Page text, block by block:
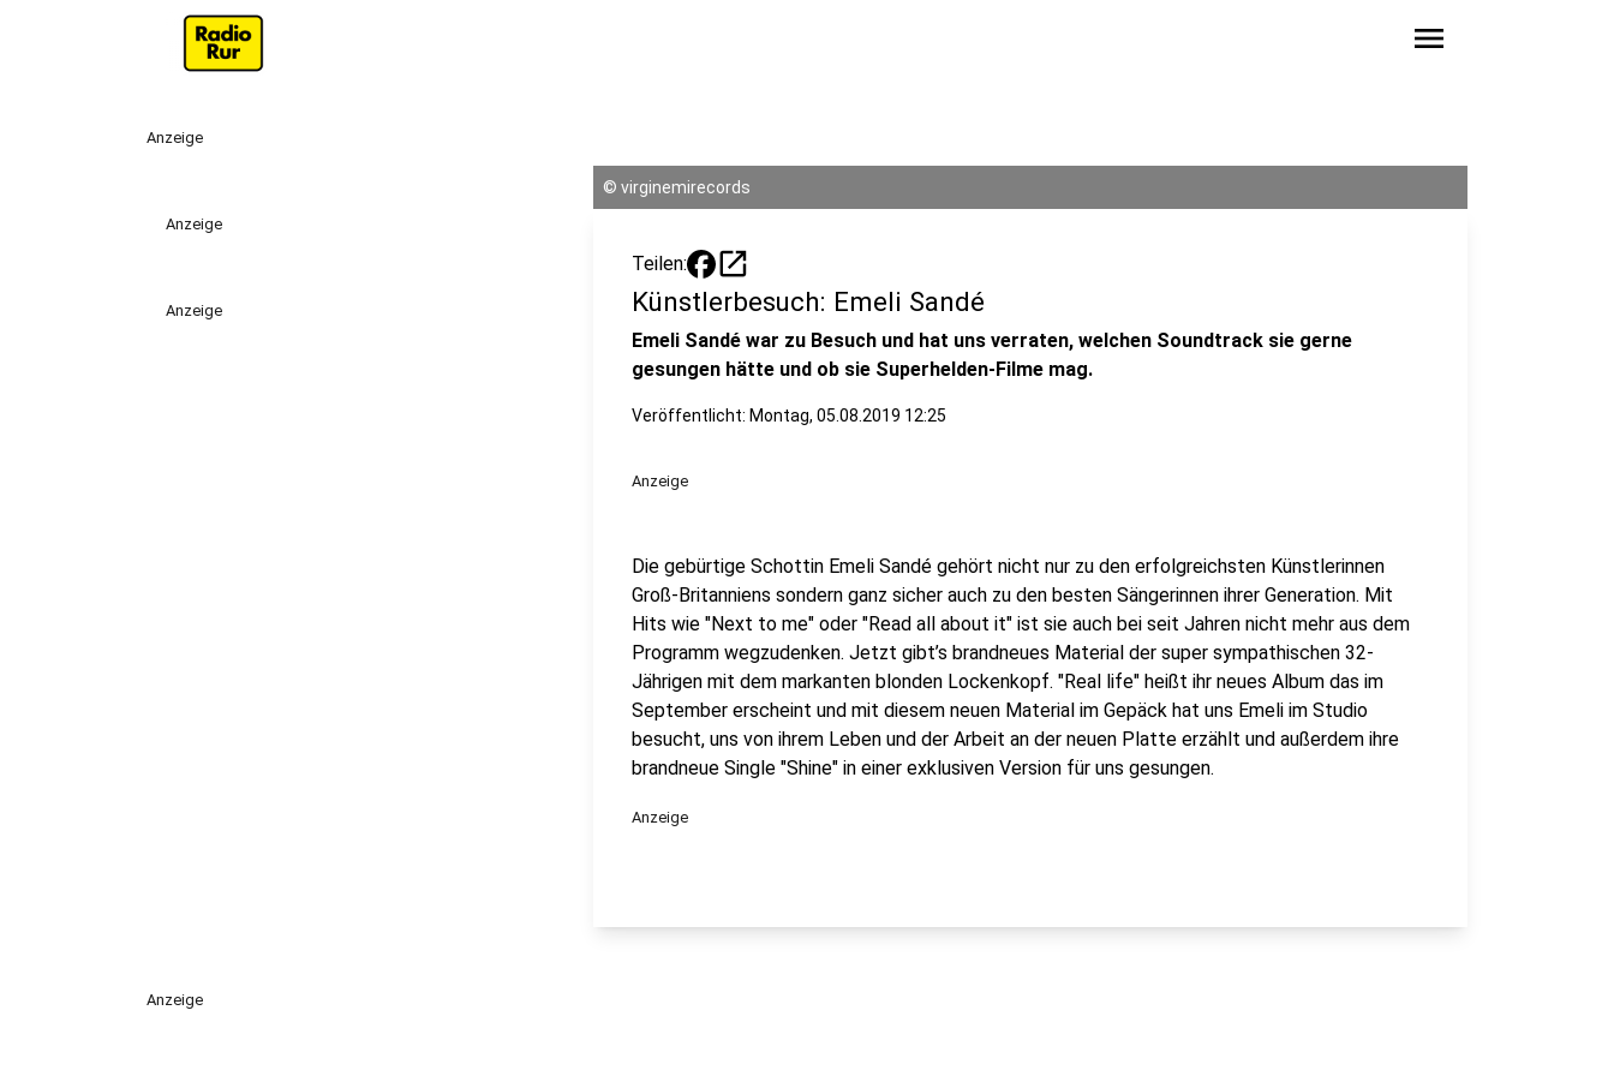
menu
Anzeige
Anzeige
Anzeige
© virginemirecords
Teilen: open_in_new
Künstlerbesuch: Emeli Sandé
Emeli Sandé war zu Besuch und hat uns verraten, welchen Soundtrack sie gerne
gesungen hätte und ob sie Superhelden-Filme mag.
Veröffentlicht: Montag, 05.08.2019 12:25
Anzeige
Die gebürtige Schottin Emeli Sandé gehört nicht nur zu den erfolgreichsten Künstlerinnen
Groß-Britanniens sondern ganz sicher auch zu den besten Sängerinnen ihrer Generation. Mit
Hits wie "Next to me" oder "Read all about it" ist sie auch bei seit Jahren nicht mehr aus dem
Programm wegzudenken. Jetzt gibt’s brandneues Material der super sympathischen 32-
Jährigen mit dem markanten blonden Lockenkopf. "Real life" heißt ihr neues Album das im
September erscheint und mit diesem neuen Material im Gepäck hat uns Emeli im Studio
besucht, uns von ihrem Leben und der Arbeit an der neuen Platte erzählt und außerdem ihre
brandneue Single "Shine" in einer exklusiven Version für uns gesungen.
Anzeige
Anzeige